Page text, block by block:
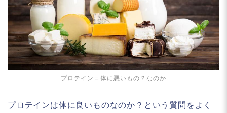
プロテイン＝体に悪いもの？なのか
プロテインは体に良いものなのか？という質問をよく